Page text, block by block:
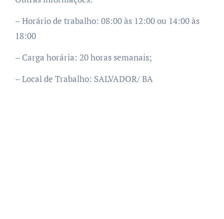
– Horário de trabalho: 08:00 às 12:00 ou 14:00 às
18:00
– Carga horária: 20 horas semanais;
– Local de Trabalho: SALVADOR/ BA